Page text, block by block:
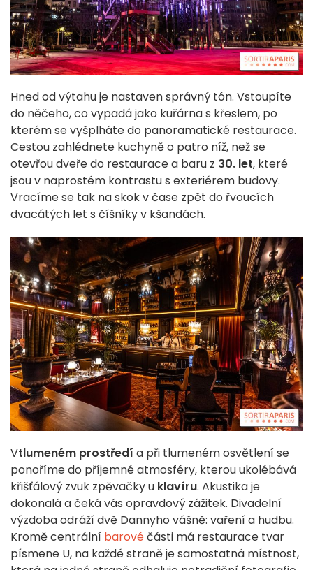
Hned od výtahu je nastaven správný tón. Vstoupíte
do něčeho, co vypadá jako kuřárna s křeslem, po
kterém se vyšplháte do panoramatické restaurace.
Cestou zahlédnete kuchyně o patro níž, než se
otevřou dveře do restaurace a baru z 30. let, které
jsou v naprostém kontrastu s exteriérem budovy.
Vracíme se tak na skok v čase zpět do řvoucích
dvacátých let s číšníky v kšandách.
Vtlumeném prostředí a při tlumeném osvětlení se
ponoříme do příjemné atmosféry, kterou ukolébává
křišťálový zvuk zpěvačky u klavíru. Akustika je
dokonalá a čeká vás opravdový zážitek. Divadelní
výzdoba odráží dvě Dannyho vášně: vaření a hudbu.
Kromě centrální barovéčásti má restaurace tvar
písmene U, na každé straně je samostatná místnost,